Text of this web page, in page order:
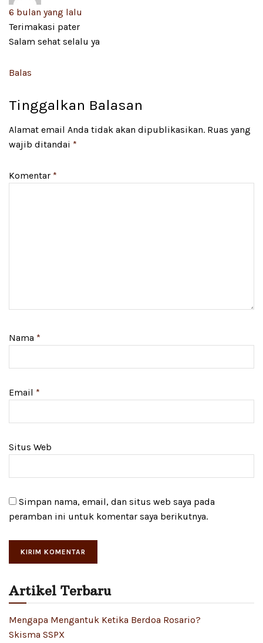
6 bulan yang lalu
Terimakasi pater
Salam sehat selalu ya
Balas
Tinggalkan Balasan
Alamat email Anda tidak akan dipublikasikan. Ruas yang
wajib ditandai *
Komentar *
Nama *
Email *
Situs Web
Simpan nama, email, dan situs web saya pada
peramban ini untuk komentar saya berikutnya.
Artikel Terbaru
Mengapa Mengantuk Ketika Berdoa Rosario?
Skisma SSPX